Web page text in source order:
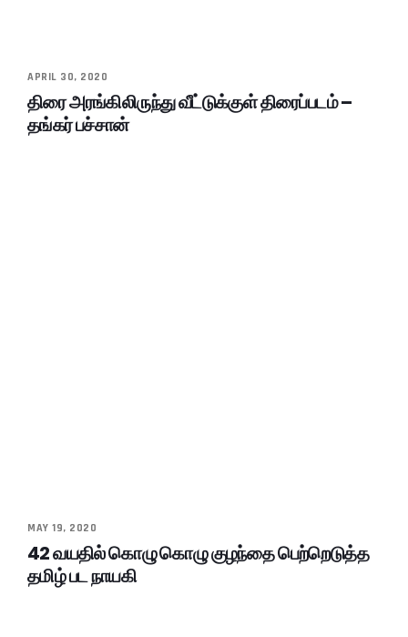
APRIL 30, 2020
திரை அரங்கிலிருந்து வீட்டுக்குள் திரைப்படம் –
தங்கர் பச்சான்
MAY 19, 2020
42 வயதில் கொழு கொழு குழந்தை பெற்றெடுத்த
தமிழ் பட நாயகி